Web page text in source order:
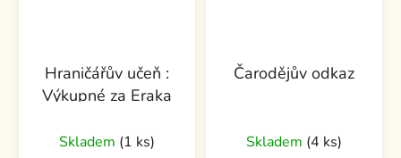
Hraničářův učeň :
Výkupné za Eraka
hodnocení
Skladem (1 ks)
Čarodějův odkaz
Skladem (4 ks)